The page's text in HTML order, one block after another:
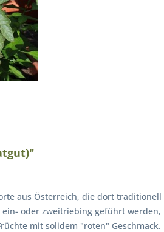
aus Österreich, die dort
oder zweitriebing geführt
mit solidem "roten" Geschmack.